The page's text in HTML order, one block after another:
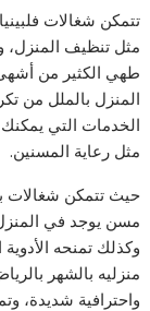
تتمكن شغالات
طهي الكثير من أشهى
المنزل بالملل من
الخدمات التي
مثل رعاية المسنين.
حيث تتمكن شغالات
مسن يوجد في
وكذلك تمنحه
منزليه بالشهر
واحترافية شديدة،